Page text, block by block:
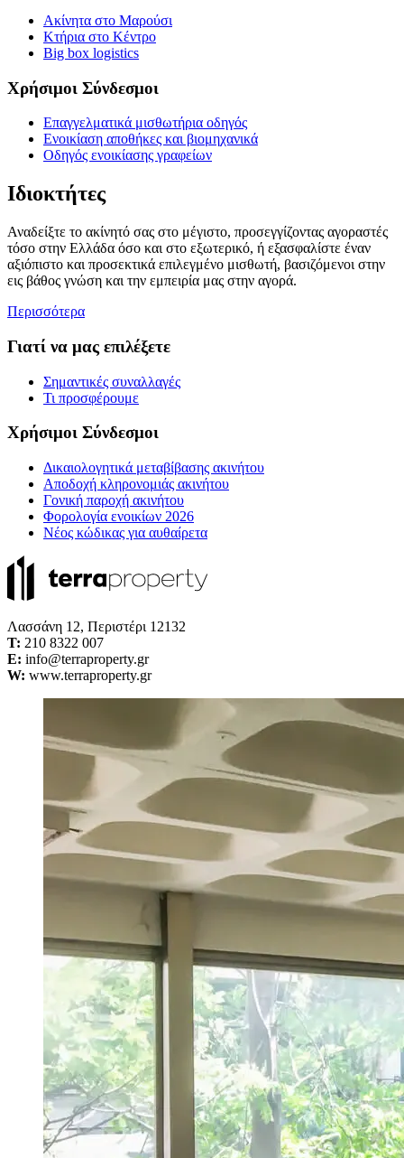
Ακίνητα στο Μαρούσι
Κτήρια στο Κέντρο
Big box logistics
Χρήσιμοι Σύνδεσμοι
Επαγγελματικά μισθωτήρια οδηγός
Ενοικίαση αποθήκες και βιομηχανικά
Οδηγός ενοικίασης γραφείων
Ιδιοκτήτες
Αναδείξτε το ακίνητό σας στο μέγιστο, προσεγγίζοντας αγοραστές
τόσο στην Ελλάδα όσο και στο εξωτερικό, ή εξασφαλίστε έναν
αξιόπιστο και προσεκτικά επιλεγμένο μισθωτή, βασιζόμενοι στην
εις βάθος γνώση και την εμπειρία μας στην αγορά.
Περισσότερα
Γιατί να μας επιλέξετε
Σημαντικές συναλλαγές
Τι προσφέρουμε
Χρήσιμοι Σύνδεσμοι
Δικαιολογητικά μεταβίβασης ακινήτου
Αποδοχή κληρονομιάς ακινήτου
Γονική παροχή ακινήτου
Φορολογία ενοικίων 2026
Νέος κώδικας για αυθαίρετα
Λασσάνη 12, Περιστέρι 12132
Τ: 210 8322 007
E: info@terraproperty.gr
W: www.terraproperty.gr